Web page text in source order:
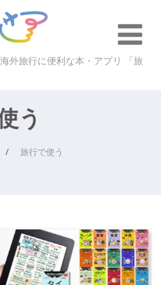
外旅行に便利な本・アプリ 「旅
う
旅行で使う